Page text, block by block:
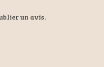
un avis.